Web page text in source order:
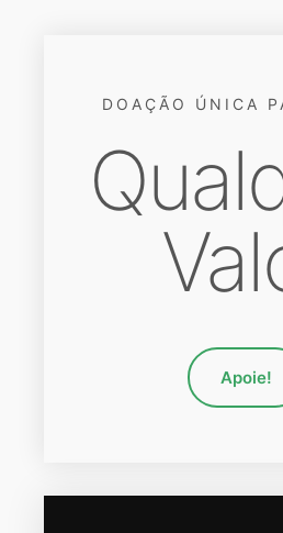
DOAÇÃO ÚNICA
Apoie!